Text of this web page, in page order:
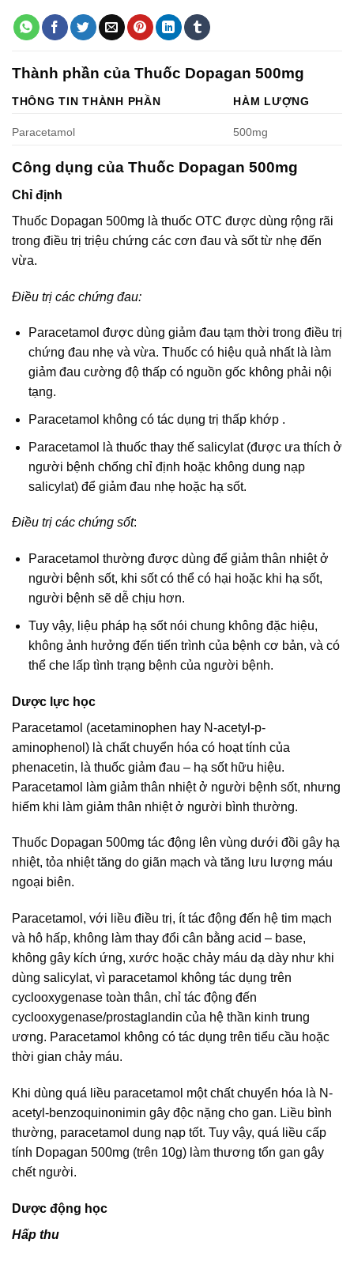
Thành phần của Thuốc Dopagan 500mg
THÔNG TIN THÀNH PHẦN HÀM LƯỢNG
Paracetamol 500mg
Công dụng của Thuốc Dopagan 500mg
Chỉ định
Thuốc Dopagan 500mg là thuốc OTC được dùng rộng rãi
trong điều trị triệu chứng các cơn đau và sốt từ nhẹ đến
vừa.
Điều trị các chứng đau:
Paracetamol được dùng giảm đau tạm thời trong điều trị
chứng đau nhẹ và vừa. Thuốc có hiệu quả nhất là làm
giảm đau cường độ thấp có nguồn gốc không phải nội
tạng.
Paracetamol không có tác dụng trị thấp khớp .
Paracetamol là thuốc thay thế salicylat (được ưa thích ở
người bệnh chống chỉ định hoặc không dung nạp
salicylat) để giảm đau nhẹ hoặc hạ sốt.
Điều trị các chứng sốt:
Paracetamol thường được dùng để giảm thân nhiệt ở
người bệnh sốt, khi sốt có thể có hại hoặc khi hạ sốt,
người bệnh sẽ dễ chịu hơn.
Tuy vậy, liệu pháp hạ sốt nói chung không đặc hiệu,
không ảnh hưởng đến tiến trình của bệnh cơ bản, và có
thể che lấp tình trạng bệnh của người bệnh.
Dược lực học
Paracetamol (acetaminophen hay N-acetyl-p-
aminophenol) là chất chuyển hóa có hoạt tính của
phenacetin, là thuốc giảm đau – hạ sốt hữu hiệu.
Paracetamol làm giảm thân nhiệt ở người bệnh sốt, nhưng
hiếm khi làm giảm thân nhiệt ở người bình thường.
Thuốc Dopagan 500mg tác động lên vùng dưới đồi gây hạ
nhiệt, tỏa nhiệt tăng do giãn mạch và tăng lưu lượng máu
ngoại biên.
Paracetamol, với liều điều trị, ít tác động đến hệ tim mạch
và hô hấp, không làm thay đổi cân bằng acid – base,
không gây kích ứng, xước hoặc chảy máu dạ dày như khi
dùng salicylat, vì paracetamol không tác dụng trên
cyclooxygenase toàn thân, chỉ tác động đến
cyclooxygenase/prostaglandin của hệ thần kinh trung
ương. Paracetamol không có tác dụng trên tiểu cầu hoặc
thời gian chảy máu.
Khi dùng quá liều paracetamol một chất chuyển hóa là N-
acetyl-benzoquinonimin gây độc nặng cho gan. Liều bình
thường, paracetamol dung nạp tốt. Tuy vậy, quá liều cấp
tính Dopagan 500mg (trên 10g) làm thương tổn gan gây
chết người.
Dược động học
Hấp thu